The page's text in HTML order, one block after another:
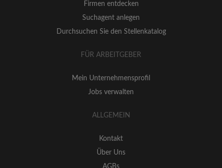
Firmen entdecken
Suchagent anlegen
Durchsuchen Sie den Stellenkatalog
FÜR ARBEITGEBER
Mein Unternehmensprofil
Jobs verwalten
ALLGEMEIN
Kontakt
Über Uns
AGBs